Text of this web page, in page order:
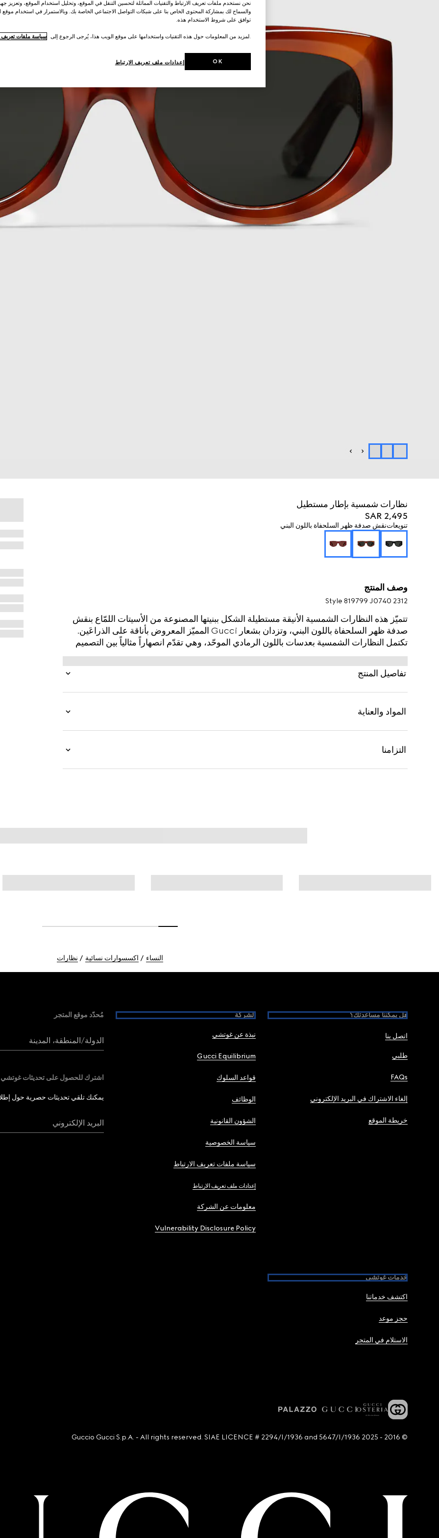
نظارات شمسية بإطار مستطيل
SAR 2,495
تنويعاتنقش صدفة ظهر السلحفاة باللون البني
وصف المنتج
Style ‎819799 J0740 2312
تتميّز هذه النظارات الشمسية الأنيقة مستطيلة الشكل ببنيتها المصنوعة من الأسيتات اللمّاع بنقش
صدفة ظهر السلحفاة باللون البني، وتزدان بشعار Gucci المميّز المعروض بأناقة على الذراعَين.
تكتمل النظارات الشمسية بعدسات باللون الرمادي الموحّد، وهي تقدّم انصهاراً مثالياً بين التصميم
العصري والفخامة الكلاسيكية.
تفاصيل المنتج
المواد والعناية
التزامنا
النساء اكسسوارات نسائية نظارات
هل يمكننا مساعدتك؟
اتصل بنا
طلبي
FAQs
إلغاء الاشتراك في البريد الإلكتروني
خريطة الموقع
الشركة
نبذة عن غوتشي
Gucci Equilibrium
قواعد السلوك
الوظائف
الشؤون القانونية
سياسة الخصوصية
سياسة ملفات تعريف الارتباط
إعدادات ملف تعريف الارتباط
معلومات عن الشركة
Vulnerability Disclosure Policy
خدمات غوتشي
اكتشف خدماتنا
حجز موعد
الاستلام في المتجر
مُحدّد موقع المتجر
الدولة/المنطقة، المدينة
اشترك للحصول على تحديثات غوتشي
يمكنك تلقي تحديثات حصرية حول
البريد الإلكتروني
© 2016 - 2025 Guccio Gucci S.p.A. - All rights reserved. SIAE LICENCE # 2294/I/1936 and 5647/I/1936
نحن نستخدم ملفات تعريف الارتباط والتقنيات المماثلة لتحسين التنقل في الموقع، وتحليل استخدام الموقع، وتعزيز
والسماح لك بمشاركة المحتوى الخاص بنا على شبكات التواصل الاجتماعي الخاصة بك. وبالاستمرار في استخدام موقع
توافق على شروط الاستخدام هذه.
.لمزيد من المعلومات حول هذه التقنيات واستخدامها على موقع الويب هذا، يُرجى الرجوع إلى سياسة ملفات تعريف
إعدادات ملف تعريف الارتباط OK